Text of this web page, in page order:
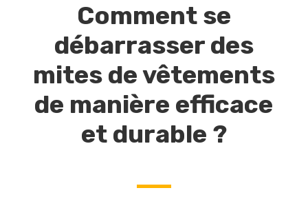
Comment se
débarrasser des
mites de vêtements
de manière efficace
et durable ?